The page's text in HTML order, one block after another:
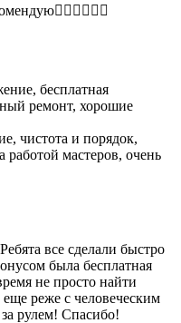
бесплатная
ремонт, хорошие
чистота и порядок,
работой мастеров, очень
все сделали быстро
была бесплатная
не просто найти
еще реже с человеческим
рулем! Спасибо!